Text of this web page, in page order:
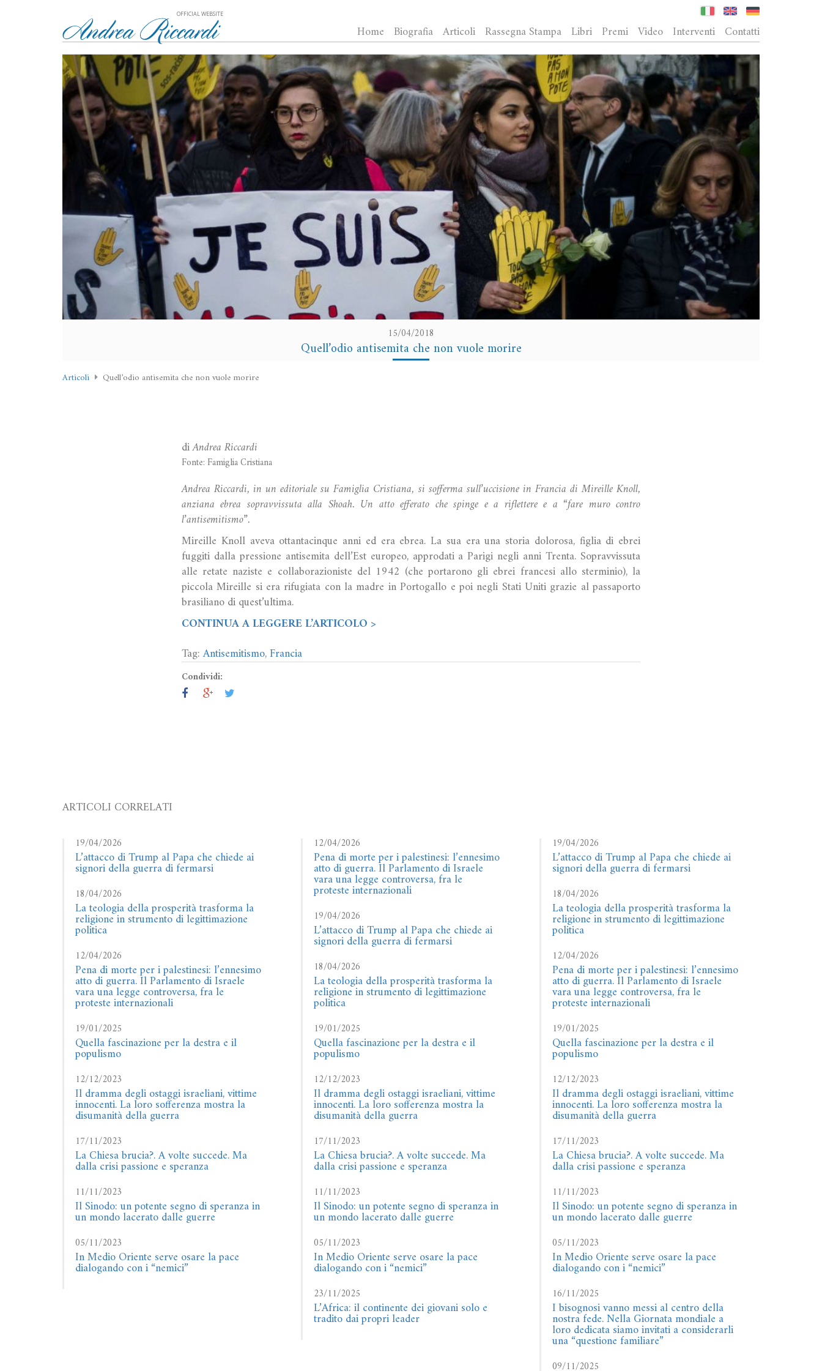
OFFICIAL WEBSITE
Home Biografia Articoli Rassegna Stampa Libri Premi Video Interventi Contatti
15/04/2018
Quell’odio antisemita che non vuole morire
Articoli Quell’odio antisemita che non vuole morire
diAndrea Riccardi
Fonte: Famiglia Cristiana
Andrea Riccardi, in un editoriale su Famiglia Cristiana, si sofferma sull’uccisione in Francia di Mireille Knoll,
anziana ebrea sopravvissuta alla Shoah. Un atto efferato che spinge e a riflettere e a “fare muro contro
l’antisemitismo”.
Mireille Knoll aveva ottantacinque anni ed era ebrea. La sua era una storia dolorosa, figlia di ebrei
fuggiti dalla pressione antisemita dell’Est europeo, approdati a Parigi negli anni Trenta. Sopravvissuta
alle retate naziste e collaborazioniste del 1942 (che portarono gli ebrei francesi allo sterminio), la
piccola Mireille si era rifugiata con la madre in Portogallo e poi negli Stati Uniti grazie al passaporto
brasiliano di quest’ultima.
CONTINUA A LEGGERE L’ARTICOLO >
Tag:Antisemitismo,Francia
Condividi:
ARTICOLI CORRELATI
19/04/2026
L’attacco di Trump al Papa che chiede ai
signori della guerra di fermarsi
18/04/2026
La teologia della prosperità trasforma la
religione in strumento di legittimazione
politica
12/04/2026
Pena di morte per i palestinesi: l’ennesimo
atto di guerra. Il Parlamento di Israele
vara una legge controversa, fra le
proteste internazionali
19/01/2025
Quella fascinazione per la destra e il
populismo
12/12/2023
Il dramma degli ostaggi israeliani, vittime
innocenti. La loro sofferenza mostra la
disumanità della guerra
17/11/2023
La Chiesa brucia?. A volte succede. Ma
dalla crisi passione e speranza
11/11/2023
Il Sinodo: un potente segno di speranza in
un mondo lacerato dalle guerre
05/11/2023
In Medio Oriente serve osare la pace
dialogando con i “nemici”
12/04/2026
Pena di morte per i palestinesi: l’ennesimo
atto di guerra. Il Parlamento di Israele
vara una legge controversa, fra le
proteste internazionali
19/04/2026
L’attacco di Trump al Papa che chiede ai
signori della guerra di fermarsi
18/04/2026
La teologia della prosperità trasforma la
religione in strumento di legittimazione
politica
19/01/2025
Quella fascinazione per la destra e il
populismo
12/12/2023
Il dramma degli ostaggi israeliani, vittime
innocenti. La loro sofferenza mostra la
disumanità della guerra
17/11/2023
La Chiesa brucia?. A volte succede. Ma
dalla crisi passione e speranza
11/11/2023
Il Sinodo: un potente segno di speranza in
un mondo lacerato dalle guerre
05/11/2023
In Medio Oriente serve osare la pace
dialogando con i “nemici”
23/11/2025
L’Africa: il continente dei giovani solo e
tradito dai propri leader
19/04/2026
L’attacco di Trump al Papa che chiede ai
signori della guerra di fermarsi
18/04/2026
La teologia della prosperità trasforma la
religione in strumento di legittimazione
politica
12/04/2026
Pena di morte per i palestinesi: l’ennesimo
atto di guerra. Il Parlamento di Israele
vara una legge controversa, fra le
proteste internazionali
19/01/2025
Quella fascinazione per la destra e il
populismo
12/12/2023
Il dramma degli ostaggi israeliani, vittime
innocenti. La loro sofferenza mostra la
disumanità della guerra
17/11/2023
La Chiesa brucia?. A volte succede. Ma
dalla crisi passione e speranza
11/11/2023
Il Sinodo: un potente segno di speranza in
un mondo lacerato dalle guerre
05/11/2023
In Medio Oriente serve osare la pace
dialogando con i “nemici”
16/11/2025
I bisognosi vanno messi al centro della
nostra fede. Nella Giornata mondiale a
loro dedicata siamo invitati a considerarli
una “questione familiare”
09/11/2025